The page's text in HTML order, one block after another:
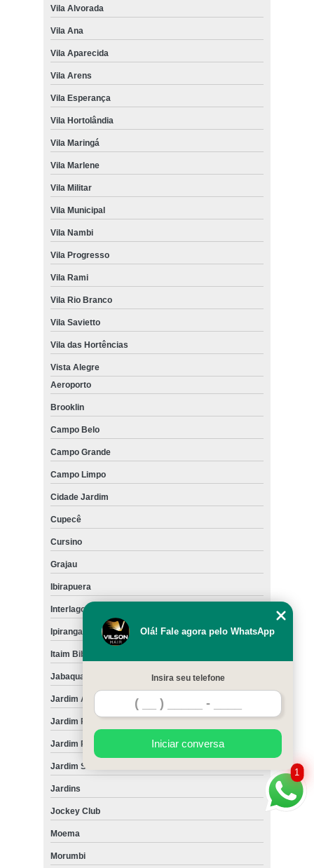
Vila Alvorada
Vila Ana
Vila Aparecida
Vila Arens
Vila Esperança
Vila Hortolândia
Vila Maringá
Vila Marlene
Vila Militar
Vila Municipal
Vila Nambi
Vila Progresso
Vila Rami
Vila Rio Branco
Vila Savietto
Vila das Hortências
Vista Alegre
Aeroporto
Brooklin
Campo Belo
Campo Grande
Campo Limpo
Cidade Jardim
Cupecê
Cursino
Grajau
Ibirapuera
Interlagos
Ipiranga
Itaim Bibi
Jabaquara
Jardim América
Jardim Paulista
Jardim Paulistano
Jardim São Luiz
Jardins
Jockey Club
Moema
Morumbi
1
Olá! Fale agora pelo WhatsApp
Insira seu telefone
Iniciar conversa